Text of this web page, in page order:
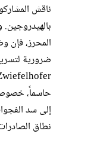
ناقش
بالهيدروجين.
المحرز، فإن
ضرورية
حاسماً،
إلى سد
نطاق